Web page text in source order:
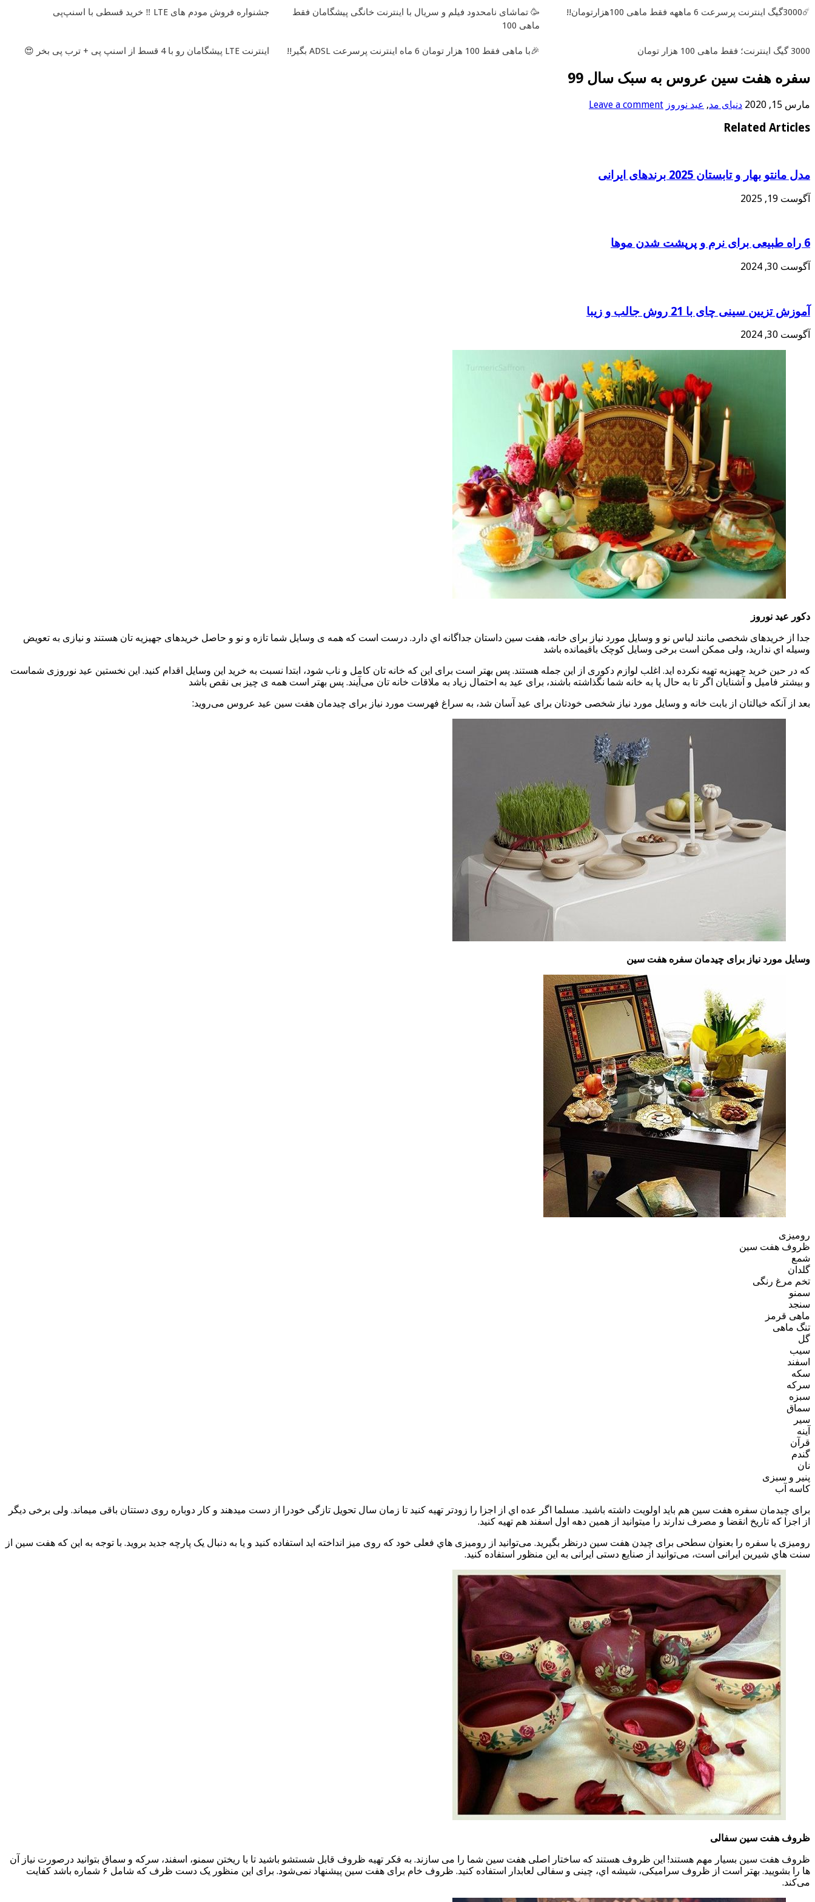
☄️3000گیگ اینترنت پرسرعت 6 ماههه فقط ماهی 100هزارتومان!!
🥳 تماشای نامحدود فیلم و سریال با اینترنت خانگی پیشگامان فقط
ماهی 100
جشنواره فروش مودم های LTE ‼️ خرید قسطی با اسنپ‌پی
3000 گیگ اینترنت؛ فقط ماهی 100 هزار تومان 🎉با ماهی فقط 100 هزار تومان 6 ماه اینترنت پرسرعت ADSL بگیر!! اینترنت LTE پیشگامان رو با 4 قسط از اسنپ پی + ترب پی بخر 😍
سفره هفت سین عروس به سبک سال 99
مارس 15, 2020 دنیای مد, عید نوروز Leave a comment
Related Articles
مدل مانتو بهار و تابستان 2025 برندهای ایرانی
آگوست 19, 2025
6 راه طبیعی برای نرم و پرپشت شدن موها
آگوست 30, 2024
آموزش تزیین سینی چای با 21 روش جالب و زیبا
آگوست 30, 2024
دکور عید نوروز
جدا از خریدهای شخصی مانند لباس نو و وسایل مورد نیاز برای خانه، هفت سین داستان جداگانه اي دارد. درست است که همه ی وسایل شما تازه و نو و حاصل خریدهای جهیزیه تان هستند و نیازی به تعویض
وسیله اي ندارید، ولی ممکن است برخی وسایل کوچک باقیمانده باشد
که در حین خرید جهیزیه تهیه نکرده اید. اغلب لوازم دکوری از این جمله هستند. پس بهتر است برای این که خانه تان کامل و ناب شود، ابتدا نسبت به خرید این وسایل اقدام کنید. این نخستین عید نوروزی شماست
و بیشتر فامیل و آشنایان اگر تا به حال پا به خانه شما نگذاشته باشند، برای عید به احتمال زیاد به ملاقات خانه تان می‌آیند. پس بهتر است همه ی چیز بی نقص باشد
بعد از آنکه خیالتان از بابت خانه و وسایل مورد نیاز شخصی خودتان برای عید آسان شد، به سراغ فهرست مورد نیاز برای چیدمان هفت سین عید عروس می‌روید:
وسایل مورد نیاز برای چیدمان سفره هفت سین
رومیزی
ظروف هفت سین
شمع
گلدان
تخم مرغ رنگی
سمنو
سنجد
ماهی قرمز
تنگ ماهی
گل
سیب
اسفند
سکه
سرکه
سبزه
سماق
سیر
آینه
قرآن
گندم
نان
پنیر و سبزی
کاسه آب
برای چیدمان سفره هفت سین هم باید اولویت داشته باشید. مسلما اگر عده اي از اجزا را زودتر تهیه کنید تا زمان سال تحویل تازگی خودرا از دست میدهند و کار دوباره روی دستتان باقی میماند. ولی برخی دیگر
از اجزا که تاریخ انقضا و مصرف ندارند را میتوانید از همین دهه اول اسفند هم تهیه کنید.
رومیزی یا سفره را بعنوان سطحی برای چیدن هفت سین درنظر بگیرید. می‌توانید از رومیزی هاي فعلی خود که روی میز انداخته اید استفاده کنید و یا به دنبال یک پارچه جدید بروید. با توجه به این که هفت سین از
سنت هاي شیرین ایرانی است، می‌توانید از صنایع دستی ایرانی به این منظور استفاده کنید.
ظروف هفت سین سفالی
ظروف هفت سین بسیار مهم هستند! این ظروف هستند که ساختار اصلی هفت سین شما را می سازند. به فکر تهیه ظروف قابل شستشو باشید تا با ریختن سمنو، اسفند، سرکه و سماق بتوانید درصورت نیاز آن
ها را بشویید. بهتر است از ظروف سرامیکی، شیشه اي، چینی و سفالی لعابدار استفاده کنید. ظروف خام برای هفت سین پیشنهاد نمی‌شود. برای این منظور یک دست ظرف که شامل ۶ شماره باشد کفایت
می‌کند.